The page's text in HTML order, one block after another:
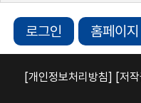
로그인 홈페이
[개인정보처리방침] [저